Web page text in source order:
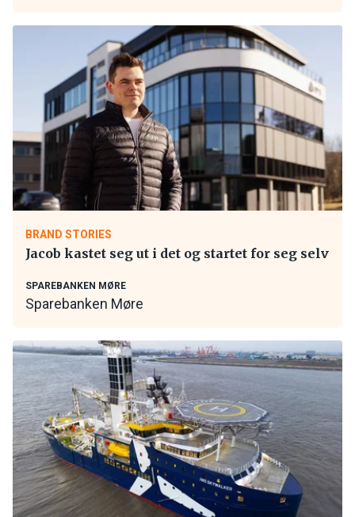
BRAND STORIES
Jacob kastet seg ut i det og startet for seg selv
SPAREBANKEN MØRE
Sparebanken Møre